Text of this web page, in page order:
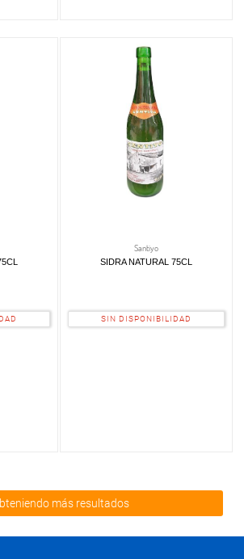
Santiyo
SIDRA NATURAL 75CL
SIN DISPONIBILIDAD
más resultados